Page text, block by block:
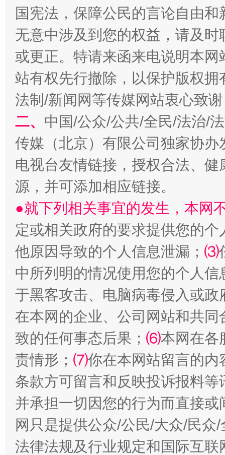
受贿1.44亿！段成刚被判无期 从幼
全民健身五年计划来了！等你上场
国宪法，保障公民的言论自由
无意中涉及到您的权益，请及
或更正。特请来函来电说明本
站有权先行撤除，以保护版权
法制/新闻网等传媒网站衷心致
二、 中国/公众/公共/全民/法治/
传媒（北京）有限公司独家协
电视台友情链接，授权合法、
源，并可添加相应链接。
●就下列相关事宜的发生，本网
定或相关政府的要求提供您的个
他原因导致的个人信息泄漏； ⑶
中所列明的情况使用您的个人
于黑客攻击、电脑病毒侵入或
在本网的企业、公司网站和共
致的任何事态后果； ⑹本网在各
责情形； ⑺你在本网站留言的内
条款方可留言和反映投诉报料
并承担一切因您的行为而直接
网只是提供公众/公民/大众/民
法律法规及行业规定和国际互